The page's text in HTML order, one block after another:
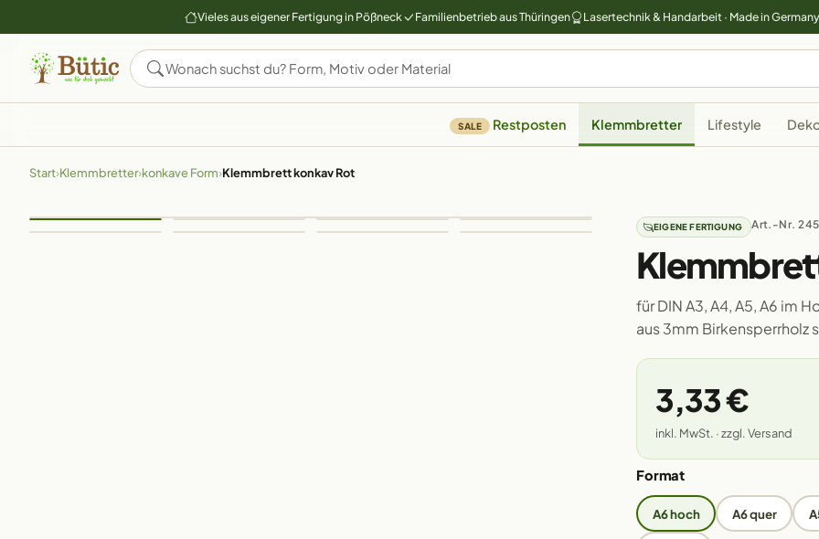
Vieles aus eigener Fertigung in Pößneck Familienbetrieb aus Thüringen Lasertechnik & Handarbeit · Made in Germany
SALE Restposten Klemmbretter Lifestyle
Start›Klemmbretter›konkave Form›Klemmbrett konkav Rot
EIGENE FERTIGUNG Art.-Nr.
für DIN A3, A4, A5, A6 im
aus 3mm Birkensperrholz
3,33 €
inkl. MwSt. · zzgl. Versand
Format
A6 hoch A6 quer